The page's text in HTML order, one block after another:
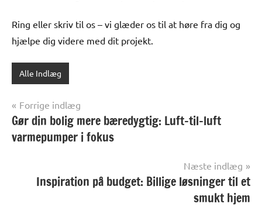
Ring eller skriv til os – vi glæder os til at høre fra dig og
hjælpe dig videre med dit projekt.
Alle Indlæg
Indlægsnavigation
Forrige indlæg
Gør din bolig mere bæredygtig: Luft-til-luft
varmepumper i fokus
Næste indlæg
Inspiration på budget: Billige løsninger til et
smukt hjem